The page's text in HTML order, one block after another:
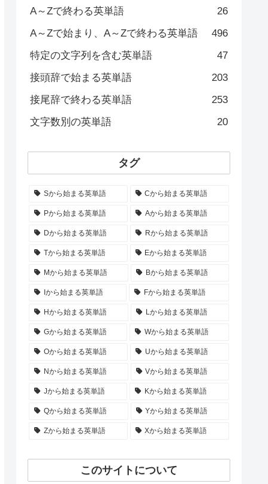
A～Zで終わる英単語
26
A～Zで始まり、A～Zで終わる英単語
496
特定の文字列を含む英単語
47
接頭辞で始まる英単語
203
接尾辞で終わる英単語
253
文字数別の英単語
20
タグ
Sから始まる英単語 Cから始まる英単語
Pから始まる英単語 Aから始まる英単語
Dから始まる英単語 Rから始まる英単語
Tから始まる英単語 Eから始まる英単語
Mから始まる英単語 Bから始まる英単語
Iから始まる英単語 Fから始まる英単語
Hから始まる英単語 Lから始まる英単語
Gから始まる英単語 Wから始まる英単語
Oから始まる英単語 Uから始まる英単語
Nから始まる英単語 Vから始まる英単語
Jから始まる英単語 Kから始まる英単語
Qから始まる英単語 Yから始まる英単語
Zから始まる英単語 Xから始まる英単語
このサイトについて